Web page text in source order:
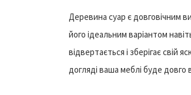
Деревина суар є довговічним
його ідеальним варіантом
відвертається і зберігає свій
догляді ваша меблі буде